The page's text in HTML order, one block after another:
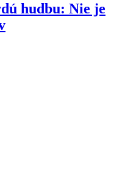
hudbu: Nie je